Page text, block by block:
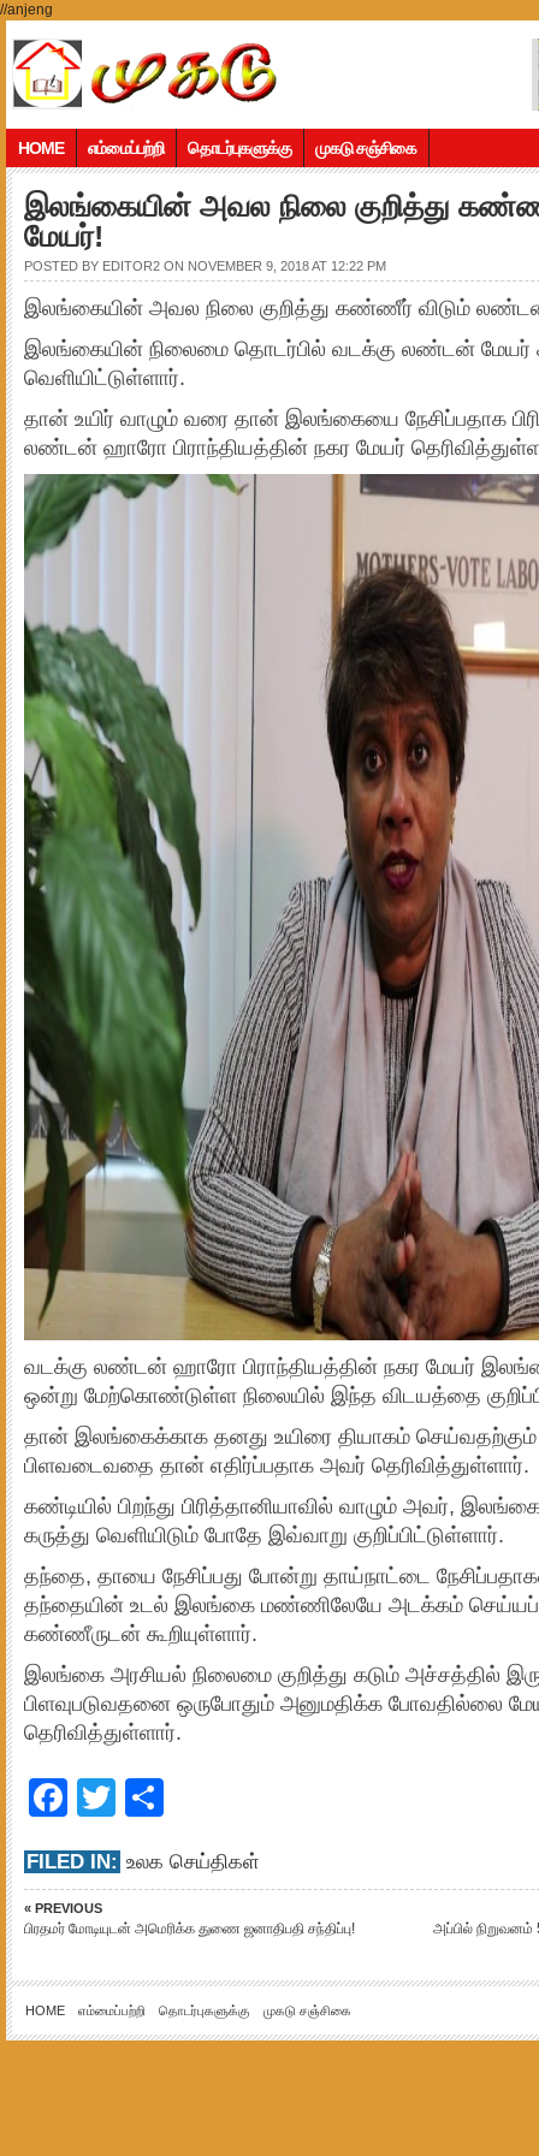
//anjeng
HOME எம்மைப்பற்றி தொடர்புகளுக்கு முகடு சஞ்சிகை
இலங்கையின் அவல நிலை குறித்து
மேயர்!
POSTED BY EDITOR2 ON NOVEMBER 9, 2018 AT 12:22 PM
இலங்கையின் அவல நிலை குறித்து கண்ணீர் விடும்
இலங்கையின் நிலைமை தொடர்பில் வடக்கு லண்டன் மேயர்
வெளியிட்டுள்ளார்.
தான் உயிர் வாழும் வரை தான் இலங்கையை நேசிப்பதாக
லண்டன் ஹாரோ பிராந்தியத்தின் நகர மேயர்
வடக்கு லண்டன் ஹாரோ பிராந்தியத்தின் நகர மேயர்
ஒன்று மேற்கொண்டுள்ள நிலையில் இந்த விடயத்தை
தான் இலங்கைக்காக தனது உயிரை தியாகம் செய்வதற்கும்
பிளவடைவதை தான் எதிர்ப்பதாக அவர் தெரிவித்துள்ளார்.
கண்டியில் பிறந்து பிரித்தானியாவில் வாழும் அவர்,
கருத்து வெளியிடும் போதே இவ்வாறு குறிப்பிட்டுள்ளார்.
தந்தை, தாயை நேசிப்பது போன்று தாய்நாட்டை
தந்தையின் உடல் இலங்கை மண்ணிலேயே அடக்கம்
கண்ணீருடன் கூறியுள்ளார்.
இலங்கை அரசியல் நிலைமை குறித்து கடும் அச்சத்தில்
பிளவுபடுவதனை ஒருபோதும் அனுமதிக்க போவதில்லை
தெரிவித்துள்ளார்.
Facebook
Twitter
FILED IN: உலக செய்திகள்
« PREVIOUS
பிரதமர் மோடியுடன் அமெரிக்க துணை ஜனாதிபதி சந்திப்பு! அப்பில்
HOME எம்மைப்பற்றி தொடர்புகளுக்கு முகடு சஞ்சிகை